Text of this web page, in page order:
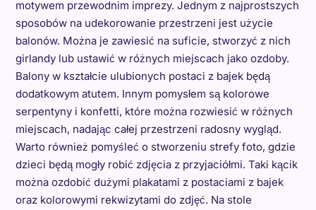
motywem przewodnim imprezy. Jednym z najprostszych
sposobów na udekorowanie przestrzeni jest użycie
balonów. Można je zawiesić na suficie, stworzyć z nich
girlandy lub ustawić w różnych miejscach jako ozdoby.
Balony w kształcie ulubionych postaci z bajek będą
dodatkowym atutem. Innym pomysłem są kolorowe
serpentyny i konfetti, które można rozwiesić w różnych
miejscach, nadając całej przestrzeni radosny wygląd.
Warto również pomyśleć o stworzeniu strefy foto, gdzie
dzieci będą mogły robić zdjęcia z przyjaciółmi. Taki kącik
można ozdobić dużymi plakatami z postaciami z bajek
oraz kolorowymi rekwizytami do zdjęć. Na stole